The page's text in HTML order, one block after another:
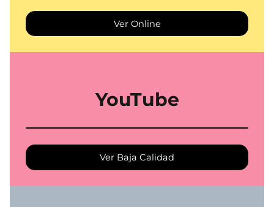
Ver Online
YouTube
Ver Baja Calidad